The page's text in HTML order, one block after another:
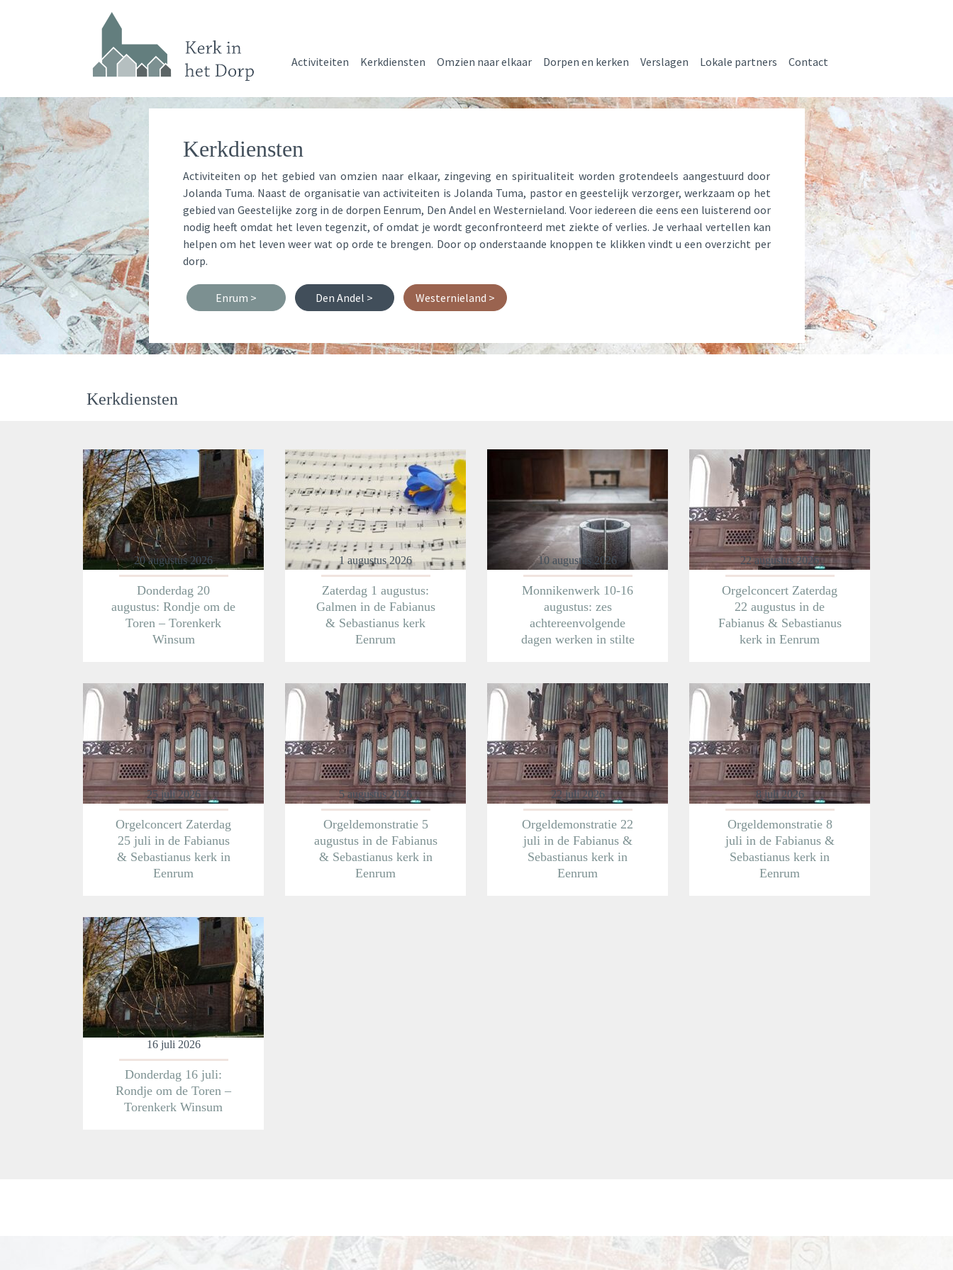
Activiteiten Kerkdiensten Omzien naar elkaar Dorpen en kerken Verslagen Lokale partners Contact
Kerkdiensten
Activiteiten op het gebied van omzien naar elkaar, zingeving en spiritualiteit worden grotendeels aangestuurd door
Jolanda Tuma. Naast de organisatie van activiteiten is Jolanda Tuma, pastor en geestelijk verzorger, werkzaam op het
gebied van Geestelijke zorg in de dorpen Eenrum, Den Andel en Westernieland. Voor iedereen die eens een luisterend oor
nodig heeft omdat het leven tegenzit, of omdat je wordt geconfronteerd met ziekte of verlies. Je verhaal vertellen kan
helpen om het leven weer wat op orde te brengen. Door op onderstaande knoppen te klikken vindt u een overzicht per
dorp.
Enrum > Den Andel > Westernieland >
Kerkdiensten
20 augustus 2026
Donderdag 20
augustus: Rondje om de
Toren – Torenkerk
Winsum
Meer informatie
1 augustus 2026
Zaterdag 1 augustus:
Galmen in de Fabianus
& Sebastianus kerk
Eenrum
Meer informatie
10 augustus 2026
Monnikenwerk 10-16
augustus: zes
achtereenvolgende
dagen werken in stilte
Meer informatie
22 augustus 2026
Orgelconcert Zaterdag
22 augustus in de
Fabianus & Sebastianus
kerk in Eenrum
Meer informatie
25 juli 2026
Orgelconcert Zaterdag
25 juli in de Fabianus
& Sebastianus kerk in
Eenrum
Meer informatie
5 augustus 2026
Orgeldemonstratie 5
augustus in de Fabianus
& Sebastianus kerk in
Eenrum
22 juli 2026
Orgeldemonstratie 22
juli in de Fabianus &
Sebastianus kerk in
Eenrum
8 juli 2026
Orgeldemonstratie 8
juli in de Fabianus &
Sebastianus kerk in
Eenrum
16 juli 2026
Donderdag 16 juli:
Rondje om de Toren –
Torenkerk Winsum